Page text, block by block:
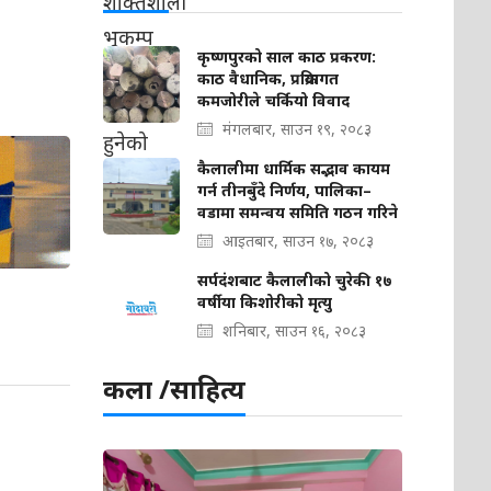
कृष्णपुरको साल काठ प्रकरण:
काठ वैधानिक, प्रक्रियागत
कमजोरीले चर्कियो विवाद
मंगलबार, साउन १९, २०८३
कैलालीमा धार्मिक सद्भाव कायम
गर्न तीनबुँदे निर्णय, पालिका–
वडामा समन्वय समिति गठन गरिने
आइतबार, साउन १७, २०८३
सर्पदंशबाट कैलालीको चुरेकी १७
वर्षीया किशोरीको मृत्यु
शनिबार, साउन १६, २०८३
कला /साहित्य